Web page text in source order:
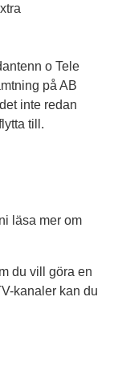
o Tele
på AB
inte redan
till.
läsa mer om
du vill göra en
kanaler kan du